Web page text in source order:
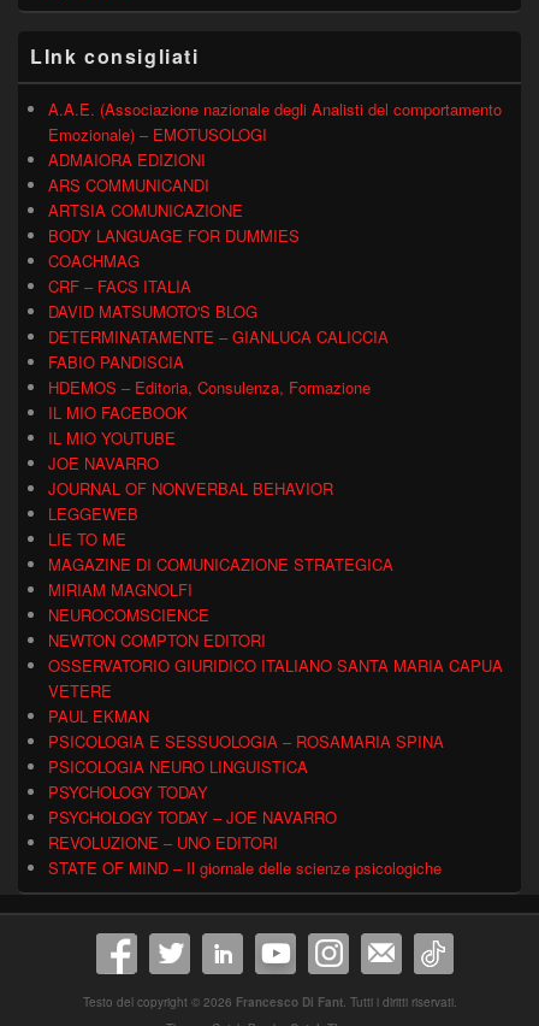
LInk consigliati
A.A.E. (Associazione nazionale degli Analisti del comportamento
Emozionale) – EMOTUSOLOGI
ADMAIORA EDIZIONI
ARS COMMUNICANDI
ARTSIA COMUNICAZIONE
BODY LANGUAGE FOR DUMMIES
COACHMAG
CRF – FACS ITALIA
DAVID MATSUMOTO'S BLOG
DETERMINATAMENTE – GIANLUCA CALICCIA
FABIO PANDISCIA
HDEMOS – Editoria, Consulenza, Formazione
IL MIO FACEBOOK
IL MIO YOUTUBE
JOE NAVARRO
JOURNAL OF NONVERBAL BEHAVIOR
LEGGEWEB
LIE TO ME
MAGAZINE DI COMUNICAZIONE STRATEGICA
MIRIAM MAGNOLFI
NEUROCOMSCIENCE
NEWTON COMPTON EDITORI
OSSERVATORIO GIURIDICO ITALIANO SANTA MARIA CAPUA
VETERE
PAUL EKMAN
PSICOLOGIA E SESSUOLOGIA – ROSAMARIA SPINA
PSICOLOGIA NEURO LINGUISTICA
PSYCHOLOGY TODAY
PSYCHOLOGY TODAY – JOE NAVARRO
REVOLUZIONE – UNO EDITORI
STATE OF MIND – Il giornale delle scienze psicologiche
Testo del copyright © 2026 Francesco Di Fant. Tutti i diritti riservati.